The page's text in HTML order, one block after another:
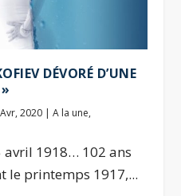
DÉVORÉ D’UNE
2020 |A la une,
avril 1918… 102 ans
le printemps 1917,...